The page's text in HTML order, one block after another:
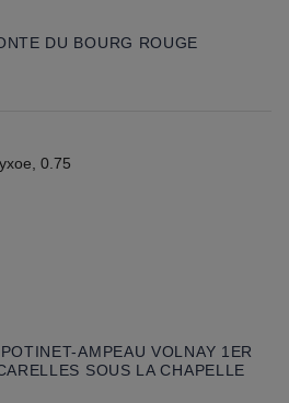
DU BOURG ROUGE
0.75
AMPEAU VOLNAY 1ER
SOUS LA CHAPELLE